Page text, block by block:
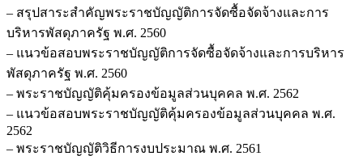
– สรุปสาระสำคัญพระราชบัญญัติการจัดซื้อจัดจ้างและการ
บริหารพัสดุภาครัฐ พ.ศ. 2560
– แนวข้อสอบพระราชบัญญัติการจัดซื้อจัดจ้างและการบริหาร
พัสดุภาครัฐ พ.ศ. 2560
– พระราชบัญญัติคุ้มครองข้อมูลส่วนบุคคล พ.ศ. 2562
– แนวข้อสอบพระราชบัญญัติคุ้มครองข้อมูลส่วนบุคคล พ.ศ.
2562
– พระราชบัญญัติวิธีการงบประมาณ พ.ศ. 2561